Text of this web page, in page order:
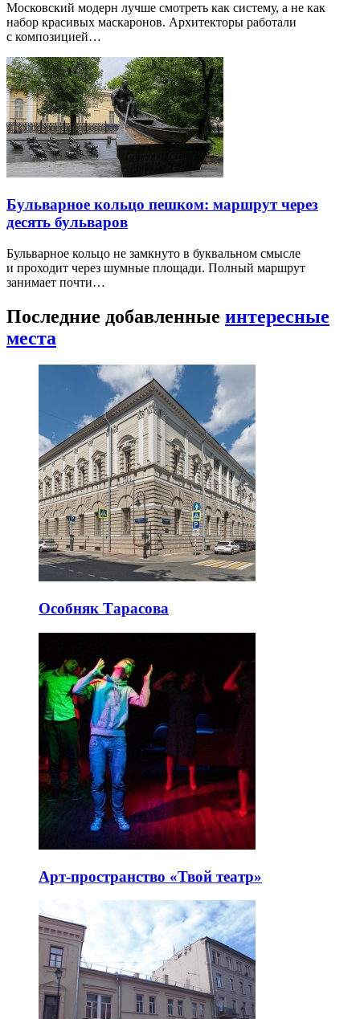
Московский модерн лучше смотреть как систему, а не как
набор красивых маскаронов. Архитекторы работали
с композицией…
Бульварное кольцо пешком: маршрут через
десять бульваров
Бульварное кольцо не замкнуто в буквальном смысле
и проходит через шумные площади. Полный маршрут
занимает почти…
Последние добавленные интересные
места
Особняк Тарасова
Арт-пространство «Твой театр»